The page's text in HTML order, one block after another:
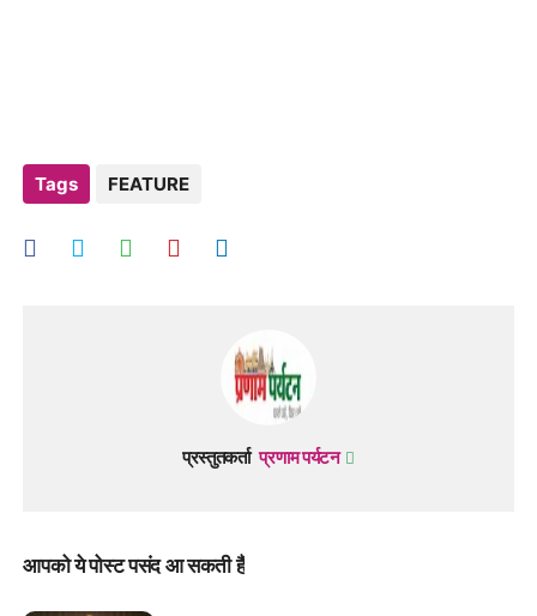
Tags FEATURE
प्रस्तुतकर्ता प्रणाम पर्यटन
आपको ये पोस्ट पसंद आ सकती हैं